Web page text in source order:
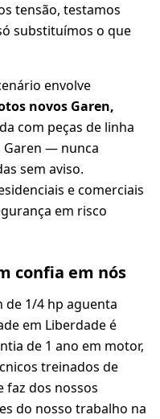
tensão, testamos
substituímos o que
envolve
novos Garen,
com peças de linha
Garen — nunca
sem aviso.
e comerciais
em risco
confia em nós
de 1/4 hp aguenta
em Liberdade é
de 1 ano em motor,
treinados de
faz dos nossos
do nosso trabalho na